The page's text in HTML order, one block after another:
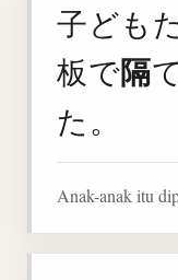
子ども
板で隔
た。
Anak-anak itu